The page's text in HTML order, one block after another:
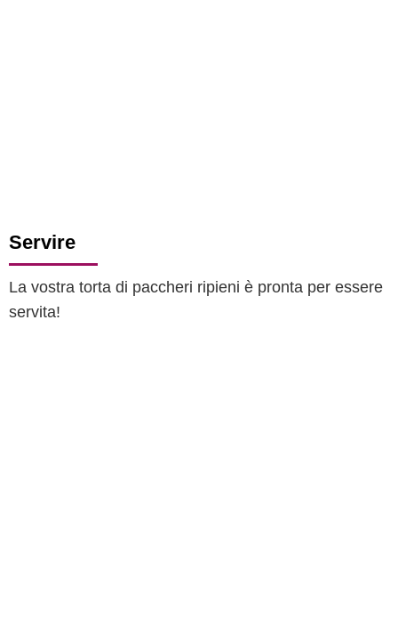
Servire
La vostra torta di paccheri ripieni è pronta per essere
servita!